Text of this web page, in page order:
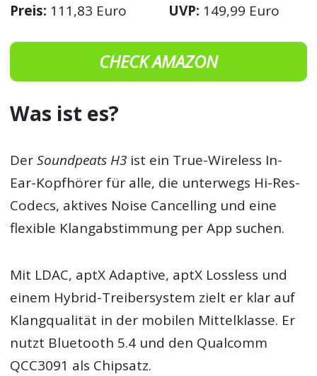
Preis: 111,83 Euro UVP: 149,99 Euro
CHECK AMAZON
Was ist es?
DerSoundpeats H3 ist ein True-Wireless In-
Ear-Kopfhörer für alle, die unterwegs Hi-Res-
Codecs, aktives Noise Cancelling und eine
flexible Klangabstimmung per App suchen.
Mit LDAC, aptX Adaptive, aptX Lossless und
einem Hybrid-Treibersystem zielt er klar auf
Klangqualität in der mobilen Mittelklasse. Er
nutzt Bluetooth 5.4 und den Qualcomm
QCC3091 als Chipsatz.